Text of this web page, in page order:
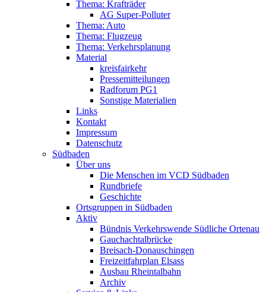
Thema: Krafträder
AG Super-Polluter
Thema: Auto
Thema: Flugzeug
Thema: Verkehrsplanung
Material
kreisfairkehr
Pressemitteilungen
Radforum PG1
Sonstige Materialien
Links
Kontakt
Impressum
Datenschutz
Südbaden
Über uns
Die Menschen im VCD Südbaden
Rundbriefe
Geschichte
Ortsgruppen in Südbaden
Aktiv
Bündnis Verkehrswende Südliche Ortenau
Gauchachtalbrücke
Breisach-Donauschingen
Freizeitfahrplan Elsass
Ausbau Rheintalbahn
Archiv